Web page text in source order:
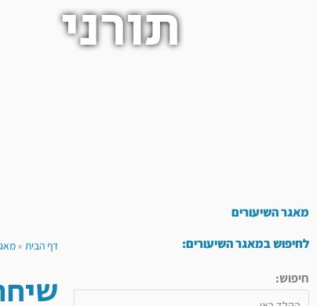
תורני
מאגר השיעורים
לחיפוש במאגר השיעורים:
חיפוש:
דף הבית »